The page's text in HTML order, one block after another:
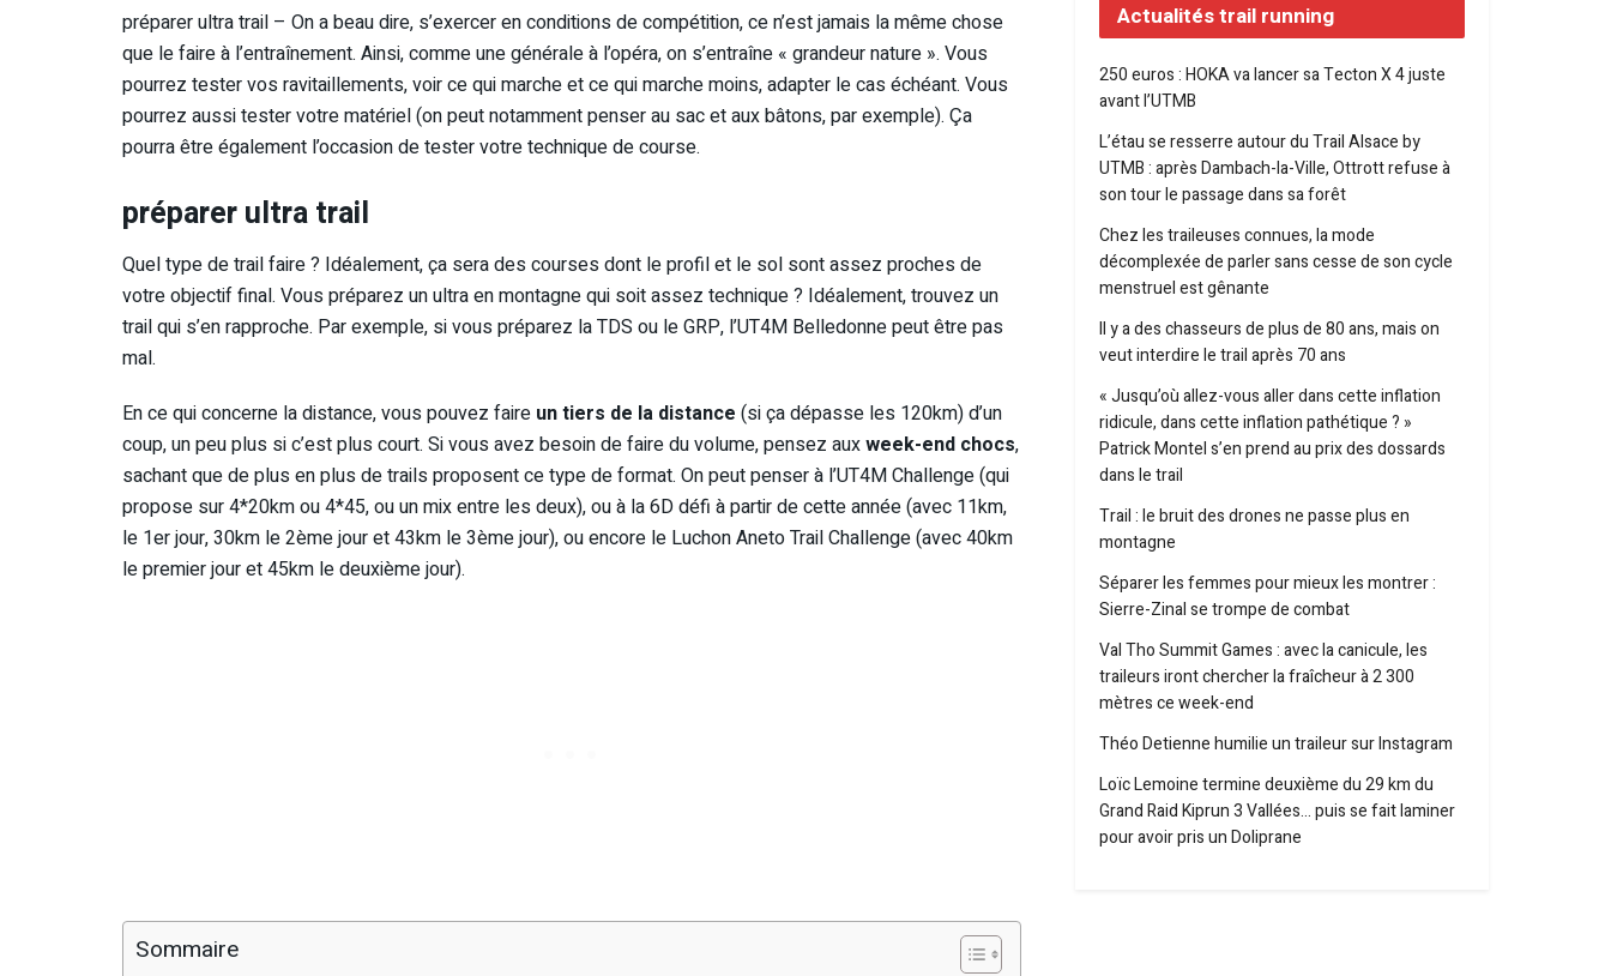
préparer ultra trail – On a beau dire, s’exercer en conditions de compétition, ce n’est jamais la même chose
que le faire à l’entraînement. Ainsi, comme une générale à l’opéra, on s’entraîne « grandeur nature ». Vous
pourrez tester vos ravitaillements, voir ce qui marche et ce qui marche moins, adapter le cas échéant. Vous
pourrez aussi tester votre matériel (on peut notamment penser au sac et aux bâtons, par exemple). Ça
pourra être également l’occasion de tester votre technique de course.
préparer ultra trail
Quel type de trail faire ? Idéalement, ça sera des courses dont le profil et le sol sont assez proches de
votre objectif final. Vous préparez un ultra en montagne qui soit assez technique ? Idéalement, trouvez un
trail qui s’en rapproche. Par exemple, si vous préparez la TDS ou le GRP, l’UT4M Belledonne peut être pas
mal.
En ce qui concerne la distance, vous pouvez faire un tiers de la distance (si ça dépasse les 120km) d’un
coup, un peu plus si c’est plus court. Si vous avez besoin de faire du volume, pensez auxweek-end chocs,
sachant que de plus en plus de trails proposent ce type de format. On peut penser à l’UT4M Challenge (qui
propose sur 4*20km ou 4*45, ou un mix entre les deux), ou à la 6D défi à partir de cette année (avec 11km,
le 1er jour, 30km le 2ème jour et 43km le 3ème jour), ou encore le Luchon Aneto Trail Challenge (avec 40km
le premier jour et 45km le deuxième jour).
Sommaire
Actualités trail running
250 euros : HOKA va lancer sa Tecton X 4 juste
avant l’UTMB
L’étau se resserre autour du Trail Alsace by
UTMB : après Dambach-la-Ville, Ottrott refuse à
son tour le passage dans sa forêt
Chez les traileuses connues, la mode
décomplexée de parler sans cesse de son cycle
menstruel est gênante
Il y a des chasseurs de plus de 80 ans, mais on
veut interdire le trail après 70 ans
« Jusqu’où allez-vous aller dans cette inflation
ridicule, dans cette inflation pathétique ? »
Patrick Montel s’en prend au prix des dossards
dans le trail
Trail : le bruit des drones ne passe plus en
montagne
Séparer les femmes pour mieux les montrer :
Sierre-Zinal se trompe de combat
Val Tho Summit Games : avec la canicule, les
traileurs iront chercher la fraîcheur à 2 300
mètres ce week-end
Théo Detienne humilie un traileur sur Instagram
Loïc Lemoine termine deuxième du 29 km du
Grand Raid Kiprun 3 Vallées… puis se fait laminer
pour avoir pris un Doliprane